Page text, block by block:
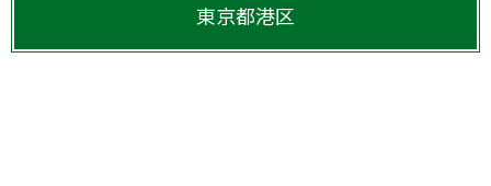
東京都港区